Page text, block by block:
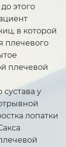
этого
в которой
плечевого
плечевой
у
лопатки